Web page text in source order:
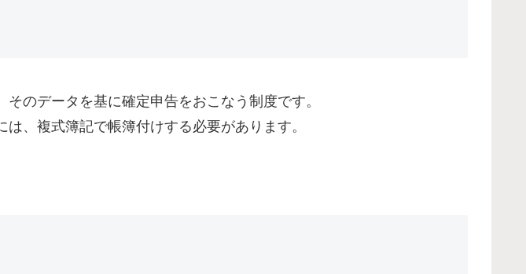
のデータを基に確定申告をおこなう制度です。
、複式簿記で帳簿付けする必要があります。